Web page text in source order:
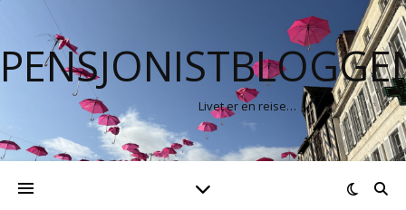
Livet er en reise…